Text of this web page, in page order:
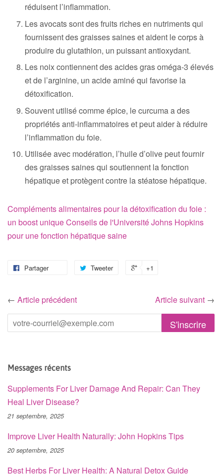
réduisent l’inflammation.
Les avocats sont des fruits riches en nutriments qui
fournissent des graisses saines et aident le corps à
produire du glutathion, un puissant antioxydant.
Les noix contiennent des acides gras oméga-3 élevés
et de l’arginine, un acide aminé qui favorise la
détoxification.
Souvent utilisé comme épice, le curcuma a des
propriétés anti-inflammatoires et peut aider à réduire
l’inflammation du foie.
Utilisée avec modération, l’huile d’olive peut fournir
des graisses saines qui soutiennent la fonction
hépatique et protègent contre la stéatose hépatique.
Compléments alimentaires pour la détoxification du foie :
un boost uniqueConseils de l'Université Johns Hopkins
pour une fonction hépatique saine
Partager Tweeter +1
← Article précédent Article suivant →
Messages récents
Supplements For Liver Damage And Repair: Can They
Heal Liver Disease?
21 septembre, 2025
Improve Liver Health Naturally: John Hopkins Tips
20 septembre, 2025
Best Herbs For Liver Health: A Natural Detox Guide